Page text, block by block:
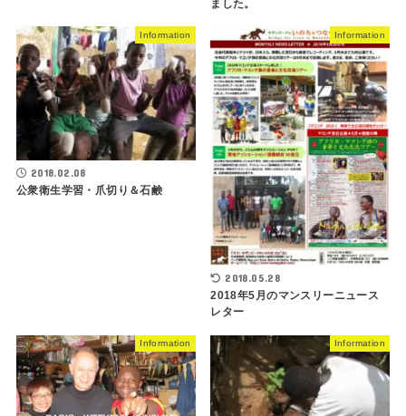
ました。
Information
2018.02.08
公衆衛生学習・爪切り＆石鹸
Information
2018.05.28
2018年5月のマンスリーニュース
レター
Information Information